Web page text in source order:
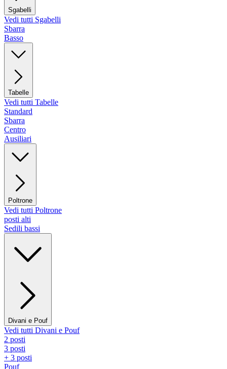
Sgabelli
Vedi tutti Sgabelli
Sbarra
Basso
Tabelle
Vedi tutti Tabelle
Standard
Sbarra
Centro
Ausiliari
Poltrone
Vedi tutti Poltrone
posti alti
Sedili bassi
Divani e Pouf
Vedi tutti Divani e Pouf
2 posti
3 posti
+ 3 posti
Pouf